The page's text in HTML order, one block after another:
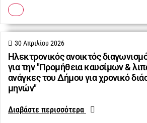
Ηλεκτρονικός ανοικτός
για την "Προμήθεια καυσίμων &
ανάγκες του Δήμου για χρονικό
μηνών"
30 Απριλίου 2026
Διαβάστε περισσότερα